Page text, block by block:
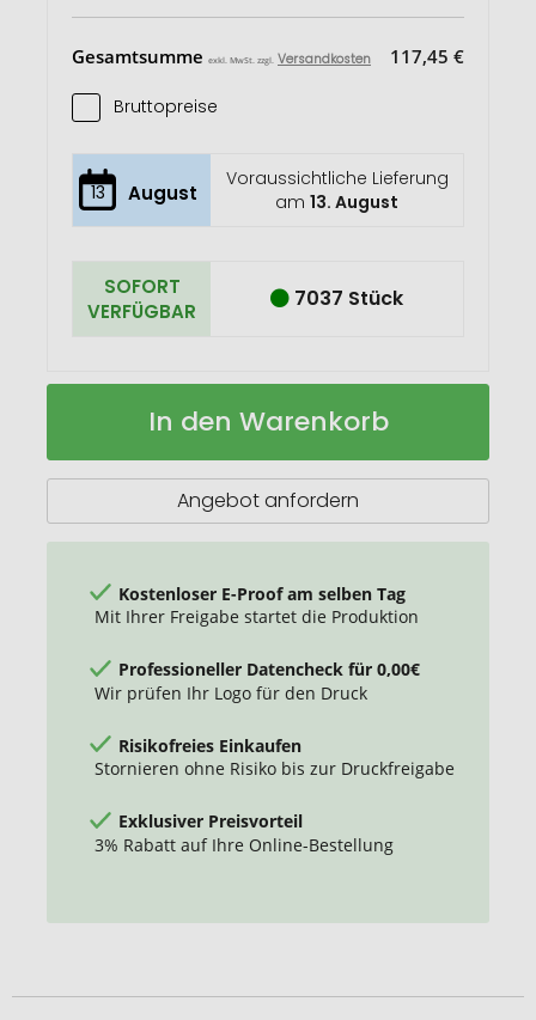
Gesamtsumme exkl. MwSt. zzgl. Versandkosten 117,45 €
Bruttopreise
13 August
Voraussichtliche Lieferung
am13. August
SOFORT
VERFÜGBAR
7037 Stück
MUNNAR
850
Auf
In den Warenkorb
Angebot anfordern
Kostenloser E-Proof am selben Tag
Mit Ihrer Freigabe startet die Produktion
Professioneller Datencheck für 0,00€
Wir prüfen Ihr Logo für den Druck
Risikofreies Einkaufen
Stornieren ohne Risiko bis zur Druckfreigabe
Exklusiver Preisvorteil
3% Rabatt auf Ihre Online-Bestellung